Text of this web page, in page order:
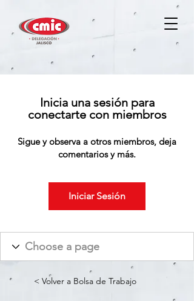
Inicia una sesión para
conectarte con miembros
Sigue y observa a otros miembros, deja
comentarios y más.
Iniciar Sesión
< Volver a Bolsa de Trabajo